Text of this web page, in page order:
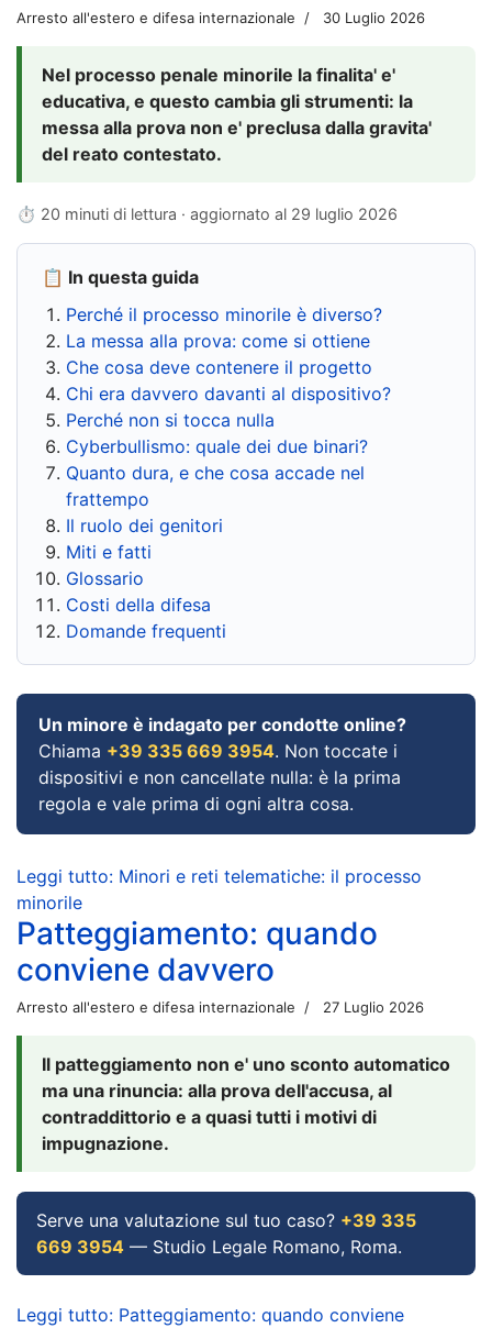
Arresto all'estero e difesa internazionale 30 Luglio 2026
Nel processo penale minorile la finalita' e'
educativa, e questo cambia gli strumenti: la
messa alla prova non e' preclusa dalla gravita'
del reato contestato.
⏱ 20 minuti di lettura · aggiornato al 29 luglio 2026
📋 In questa guida
Perché il processo minorile è diverso?
La messa alla prova: come si ottiene
Che cosa deve contenere il progetto
Chi era davvero davanti al dispositivo?
Perché non si tocca nulla
Cyberbullismo: quale dei due binari?
Quanto dura, e che cosa accade nel
frattempo
Il ruolo dei genitori
Miti e fatti
Glossario
Costi della difesa
Domande frequenti
Un minore è indagato per condotte online?
Chiama +39 335 669 3954. Non toccate i
dispositivi e non cancellate nulla: è la prima
regola e vale prima di ogni altra cosa.
Leggi tutto: Minori e reti telematiche: il processo
minorile
Patteggiamento: quando
conviene davvero
Arresto all'estero e difesa internazionale 27 Luglio 2026
Il patteggiamento non e' uno sconto automatico
ma una rinuncia: alla prova dell'accusa, al
contraddittorio e a quasi tutti i motivi di
impugnazione.
Serve una valutazione sul tuo caso? +39 335
669 3954 — Studio Legale Romano, Roma.
Leggi tutto: Patteggiamento: quando conviene